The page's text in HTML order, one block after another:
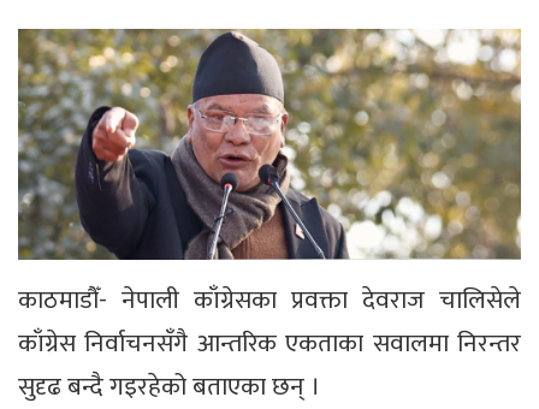
काठमाडौँ- नेपाली काँग्रेसका प्रवक्ता देवराज चालिसेले
काँग्रेस निर्वाचनसँगै आन्तरिक एकताका सवालमा निरन्तर
सुदृढ बन्दै गइरहेको बताएका छन् ।